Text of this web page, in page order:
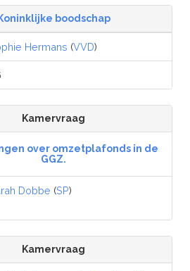
Koninklijke boodschap
Hermans (VVD)
Kamervraag
over omzetplafonds in de
GGZ.
Dobbe (SP)
Kamervraag